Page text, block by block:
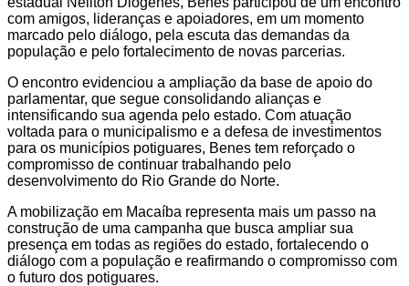
com amigos, lideranças e apoiadores, em um momento
marcado pelo diálogo, pela escuta das demandas da
população e pelo fortalecimento de novas parcerias.
O encontro evidenciou a ampliação da base de apoio do
parlamentar, que segue consolidando alianças e
intensificando sua agenda pelo estado. Com atuação
voltada para o municipalismo e a defesa de investimentos
para os municípios potiguares, Benes tem reforçado o
compromisso de continuar trabalhando pelo
desenvolvimento do Rio Grande do Norte.
A mobilização em Macaíba representa mais um passo na
construção de uma campanha que busca ampliar sua
presença em todas as regiões do estado, fortalecendo o
diálogo com a população e reafirmando o compromisso com
o futuro dos potiguares.